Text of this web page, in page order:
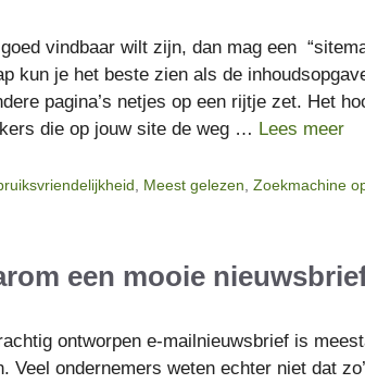
vindbaar wilt zijn, dan mag een
kun je het beste zien als de
pagina’s netjes op een rijtje zet. Het
die op jouw site de weg … Lees meer
Meest gelezen ,Zoekmachine
een mooie
ontworpen e-mailnieuwsbrief is
Veel ondernemers weten echter niet dat